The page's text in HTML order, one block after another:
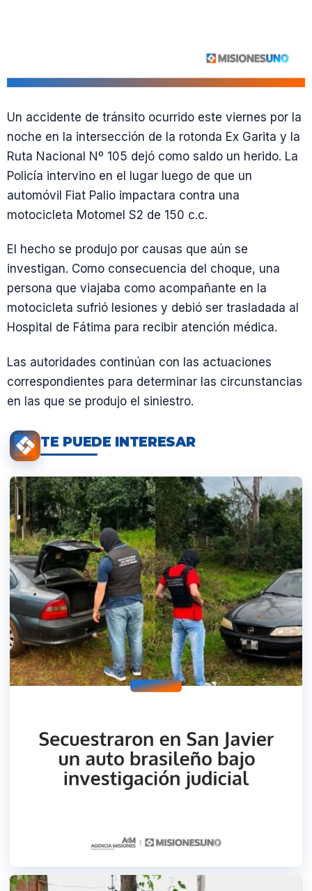
Un accidente de tránsito ocurrido este viernes por la
noche en la intersección de la rotonda Ex Garita y la
Ruta Nacional Nº 105 dejó como saldo un herido. La
Policía intervino en el lugar luego de que un
automóvil Fiat Palio impactara contra una
motocicleta Motomel S2 de 150 c.c.
El hecho se produjo por causas que aún se
investigan. Como consecuencia del choque, una
persona que viajaba como acompañante en la
motocicleta sufrió lesiones y debió ser trasladada al
Hospital de Fátima para recibir atención médica.
Las autoridades continúan con las actuaciones
correspondientes para determinar las circunstancias
en las que se produjo el siniestro.
TE PUEDE INTERESAR